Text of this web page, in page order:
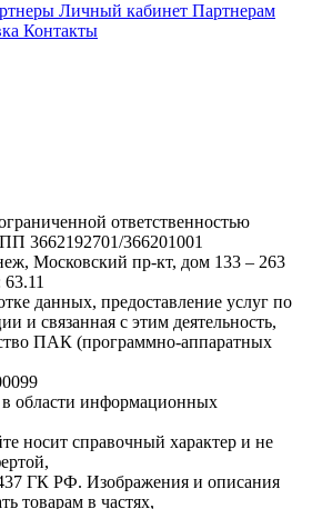
Личный кабинет Партнерам
Контакты
ответственностью
3662192701/366201001
Московский пр-кт, дом 133 – 263
данных, предоставление услуг по
и связанная с этим деятельность,
ПАК (программно-аппаратных
в области информационных
носит справочный характер и не
ГК РФ. Изображения и описания
товарам в частях,